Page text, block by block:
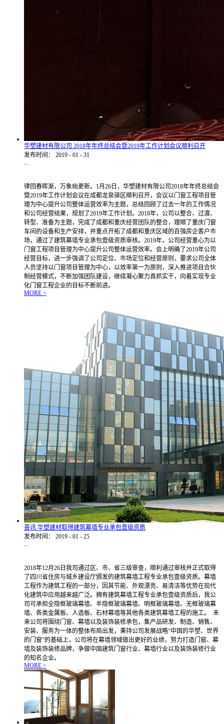
华塑建材有限公司 2018年年终总结会暨2019年工作计划会议顺利召开
发布时间：
2019 - 01 - 31
...
律回春晖渐，万象始更新。1月26日，华塑建材有限公司2018年年终总结会
暨2019年工作计划会议在成都龙泉驿区顺利召开，会议以门窗工程项目管
理为中心提升公司整体运营效率为主题，总结回顾了过去一年的工作情况
和公司经营结果，规划了2019年工作计划。2018年，公司以整合、过渡、
转型、准备为主题，完成了成都和重庆经营团队的整合，理顺了重庆门窗
车间的设备和生产安排，并重点开拓了成都和重庆区域的百强房企客户市
场，通过了建筑幕墙专业承包壹级资质审核。2019年，公司经营重心为以
门窗工程项目管理为中心提升公司整体运营效率。会上明确了2019年公司
经营目标，进一步强调了公司定位、市场定位和经营原则，要求公司全体
人员坚持以门窗项目管理为中心，以效率第一为原则，深入推进项目合伙
制经营模式，不断加强团队建设，继续凝心聚力真抓实干，向着实现专业
化门窗工程企业的目标不断前进。
MORE >
喜讯 华塑建材取得建筑幕墙专业承包壹级资质
发布时间：
2019 - 01 - 25
...
2018年12月26日我司通过区、市、省三级审查，顺利通过审核并正式取得
了四川省住房与城乡建设厅颁发的建筑幕墙工程专业承包壹级资质。幕墙
工程作为建筑工程的一部分，因其节能、外观漂亮、易清洁等优势在现代
化建筑中应用越来越广泛。拥有建筑幕墙工程专业承包壹级资质后，我公
司可承担全隐框玻璃幕墙、半隐框玻璃幕墙、明框玻璃幕墙、无框玻璃幕
墙、各类金属板、人造板、石材幕墙等其他各类建筑幕墙工程的施工。 未
来公司将围绕门窗、幕墙以及装饰装修承包，集产品研发、制造、销售、
安装、服务为一体的整体布局出发，秉持公司发展战略“中国的华塑、世界
的门窗”的基础上，公司将在幕墙领域做出更好的业绩，努力打造门窗、幕
墙及装饰装修品牌，争做中国建筑门窗行业、幕墙行业以及装饰装修行业
的知名企业。
MORE >